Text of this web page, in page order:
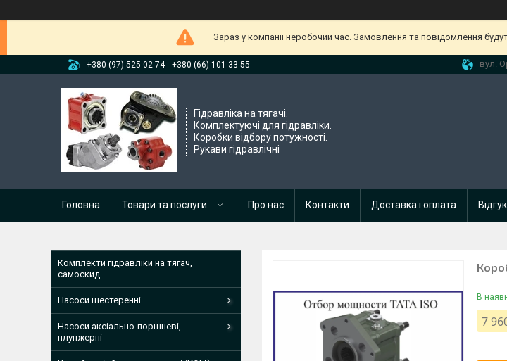
Зараз у компанії неробочий час. Замовлення та повідомлення
+380 (97) 525-02-74 +380 (66) 101-33-55 вул.
Гідравліка на тягачі.
Комплектуючі для гідравліки.
Коробки відбору потужності.
Рукави гідравлічні
Головна Товари та послуги Про нас Контакти Доставка і оплата
В
7
Комплекти гідравліки на тягач,
самоскид
Насоси шестеренні
Насоси аксіально-поршневі,
плунжерні